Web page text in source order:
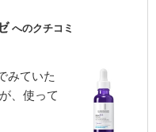
へのクチコミ
みていた
、使って